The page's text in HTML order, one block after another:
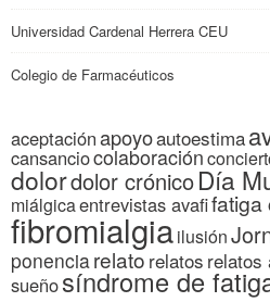
Universidad Cardenal Herrera CEU
Colegio de Farmacéuticos
aceptaciónapoyoautoestima
cansanciocolaboración
dolordolor crónicoDía
miálgicaentrevistas avafifatiga
fibromialgiailusión
ponenciarelato relatos relatos
sueñosíndrome de